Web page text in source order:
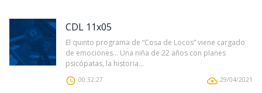
CDL 11x05
El quinto programa de “Cosa de Locos” viene cargado
de emociones… Una niña de 22 años con planes
psicópatas, la historia...
00:32:27 29/04/2021